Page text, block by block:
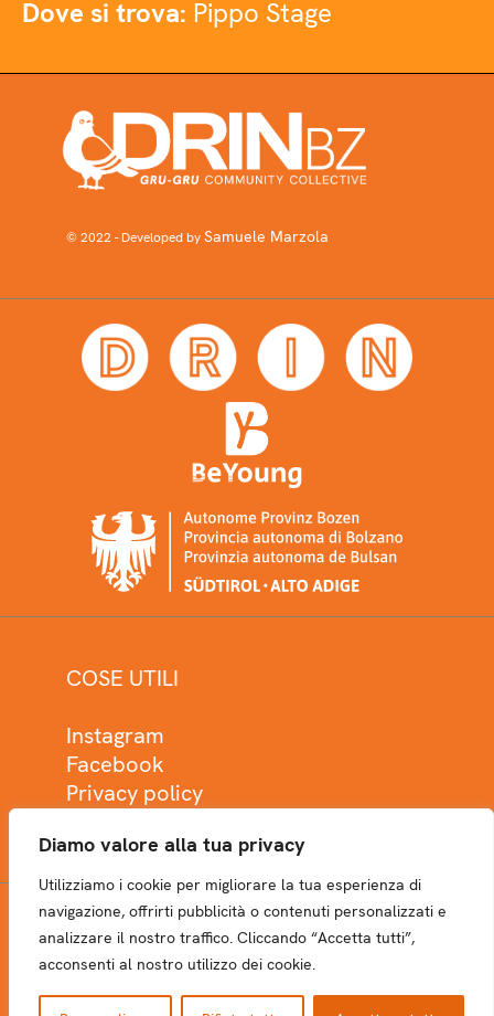
Diamo valore alla tua privacy
Utilizziamo i cookie per migliorare la tua esperienza di
navigazione, offrirti pubblicità o contenuti personalizzati e
analizzare il nostro traffico. Cliccando “Accetta tutti”,
acconsenti al nostro utilizzo dei cookie.
Dove si trova: Pippo Stage
© 2022 - Developed bySamuele Marzola
COSE UTILI
Instagram
Facebook
Privacy policy
NEWSLETTER